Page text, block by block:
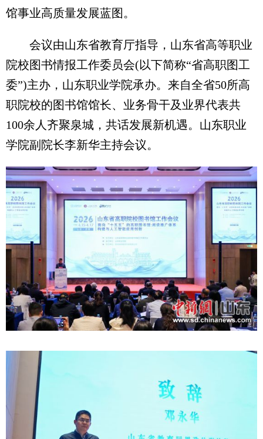
馆事业高质量发展蓝图。
会议由山东省教育厅指导，山东省高等职业
院校图书情报工作委员会(以下简称“省高职图工
委”)主办，山东职业学院承办。来自全省50所高
职院校的图书馆馆长、业务骨干及业界代表共
100余人齐聚泉城，共话发展新机遇。山东职业
学院副院长李新华主持会议。